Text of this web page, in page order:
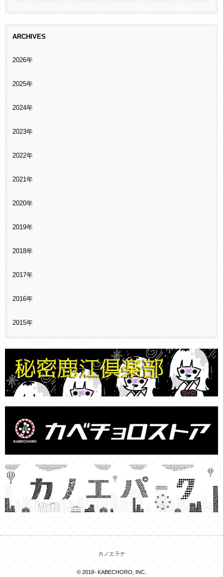
ARCHIVES
2026年
2025年
2024年
2023年
2022年
2021年
2020年
2019年
2018年
2017年
2016年
2015年
カノエラナ
© 2018- KABECHORO, INC.